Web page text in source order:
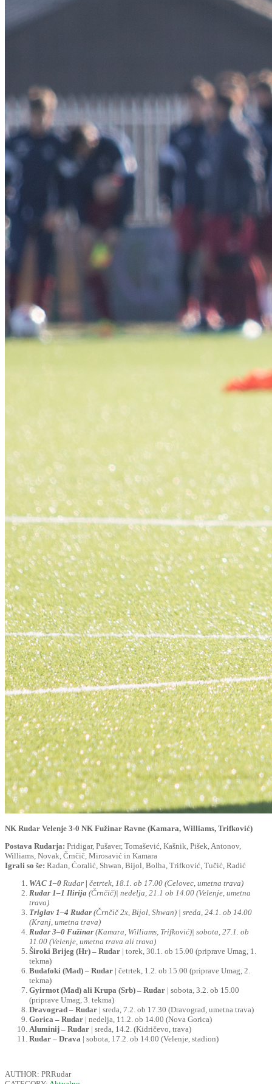
NK Rudar Velenje 3-0 NK Fužinar Ravne (Kamara, Williams, Trifković)
Postava Rudarja: Pridigar, Pušaver, Tomašević, Kašnik, Pišek, Antonov,
Williams, Novak, Črnčič, Mirosavić in Kamara
Igrali so še: Radan, Ćoralić, Shwan, Bijol, Bolha, Trifković, Tučić, Radić
WAC 1–0 Rudar | četrtek, 18.1. ob 17.00 (Celovec, umetna trava)
Rudar 1–1 Ilirija (Črnčič)| nedelja, 21.1 ob 14.00 (Velenje, umetna
trava)
Triglav 1–4 Rudar (Črnčič 2x, Bijol, Shwan) | sreda, 24.1. ob 14.00
(Kranj, umetna trava)
Rudar 3–0 Fužinar (Kamara, Williams, Trifković)| sobota, 27.1. ob
11.00 (Velenje, umetna trava ali trava)
Široki Brijeg (Hr) – Rudar | torek, 30.1. ob 15.00 (priprave Umag, 1.
tekma)
Budafoki (Mad) – Rudar | četrtek, 1.2. ob 15.00 (priprave Umag, 2.
tekma)
Gyirmot (Mad) ali Krupa (Srb) – Rudar | sobota, 3.2. ob 15.00
(priprave Umag, 3. tekma)
Dravograd – Rudar | sreda, 7.2. ob 17.30 (Dravograd, umetna trava)
Gorica – Rudar | nedelja, 11.2. ob 14.00 (Nova Gorica)
Aluminij – Rudar | sreda, 14.2. (Kidričevo, trava)
Rudar – Drava | sobota, 17.2. ob 14.00 (Velenje, stadion)
AUTHOR: PRRudar